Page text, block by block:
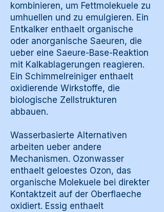
kombinieren, um Fettmolekuele zu
umhuellen und zu emulgieren. Ein
Entkalker enthaelt organische
oder anorganische Saeuren, die
ueber eine Saeure-Base-Reaktion
mit Kalkablagerungen reagieren.
Ein Schimmelreiniger enthaelt
oxidierende Wirkstoffe, die
biologische Zellstrukturen
abbauen.
Wasserbasierte Alternativen
arbeiten ueber andere
Mechanismen. Ozonwasser
enthaelt geloestes Ozon, das
organische Molekuele bei direkter
Kontaktzeit auf der Oberflaeche
oxidiert. Essig enthaelt